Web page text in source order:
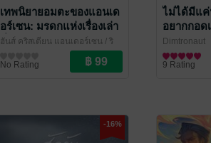
เทพนิยายอมตะของแอนเด
อร์เซน: มรดกแห่งเรื่องเล่า
ที่หล่อหลอมจินตนาการ
และความฝันของผู้อ่านทั่ว
โลก
ฮันส์ คริสเตียน แอนเดอร์เซน / ริ
/ ไศเลนทร์
No Rating
ไม่ได้มีแค่
อยากกอด
Dimtronaut
วรรณกรรมเย
9 Rating
-16%